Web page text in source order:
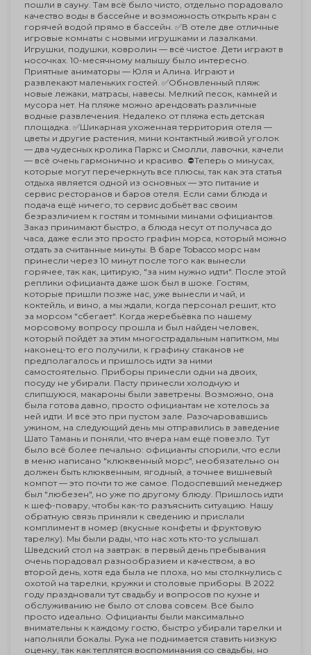
пошли в сауну. Там всё было чисто, отдельно порадовало
качество воды в бассейне и возможность открыть кран с
горячей водой прямо в бассейн. ✅В отеле две отличные
игровые комнаты с новыми игрушками и лазалками.
Игрушки, подушки, ковролин — всё чистое. Дети играют в
носочках. 10-месячному малышу было интересно.
Приятные аниматоры — Юля и Алина. Играют и
развлекают маленьких гостей. ✅Обновленный пляж:
новые лежаки, матрасы, навесы. Мелкий песок, камней и
мусора нет. На пляже можно арендовать различные
водные развлечения. Недалеко от пляжа есть детская
площадка. ✅Шикарная ухоженная территория отеля —
цветы и другие растения, мини контактный живой уголок
— два чудесных кролика Паркс и Смолли, лавочки, качели
— всё очень гармонично и красиво. ⛔Теперь о минусах,
которые могут перечеркнуть все плюсы, так как эта статья
отдыха является одной из основных — это питание и
сервис ресторанов и баров отеля. Если сами блюда и
подача ещё ничего, то сервис добьёт вас своим
безразличием к гостям и томными минами официантов.
Заказ принимают быстро, а блюда несут от получаса до
часа, даже если это просто графин морса, который можно
отдать за считанные минуты. В баре Tobacco морс нам
принесли через 10 минут после того как вынесли
горячее, так как, цитирую, "за ним нужно идти". После этой
реплики официанта даже шок был в шоке. Гостям,
которые пришли позже нас, уже вынесли и чай, и
коктейль, и вино, а мы ждали, когда персонал решит, кто
за морсом "сбегает". Когда жеребьёвка по нашему
морсовому вопросу прошла и был найден человек,
который пойдёт за этим многострадальным напитком, мы
наконец-то его получили, к графину стаканов не
предполагалось и пришлось идти за ними
самостоятельно. Приборы принесли одни на двоих,
посуду не убирали. Пасту принесли холодную и
слипшуюся, макароны были заветрены. Возможно, она
была готова давно, просто официантам не хотелось за
ней идти. И всё это при пустом зале. Разочаровавшись
ужином, на следующий день мы отправились в заведение
Шато Тамань и поняли, что вчера нам ещё повезло. Тут
было всё более печально: официанты спорили, что если
в меню написано "клюквенный морс", необязательно он
должен быть клюквенным, ягодный, а точнее вишневый
компот — это почти то же самое. Подоспевший менеджер
был "любезен", но уже по другому блюду. Пришлось идти
к шеф-повару, чтобы как-то разъяснить ситуацию. Нашу
обратную связь приняли к сведению и прислали
комплимент в номер (вкусные конфеты и фруктовую
тарелку). Мы были рады, что нас хоть кто-то услышал.
Шведский стол на завтрак: в первый день пребывания
очень порадовал разнообразием и качеством, а во
второй день, хотя еда была не плоха, но мы столкнулись с
охотой на тарелки, кружки и столовые приборы. В 2022
году праздновали тут свадьбу и вопросов по кухне и
обслуживанию не было от слова совсем. Всё было
просто идеально. Официанты были максимально
внимательны к каждому гостю, быстро убирали тарелки и
наполняли бокалы. Рука не поднимается ставить низкую
оценку, так как теплятся воспоминания со свадьбы, но